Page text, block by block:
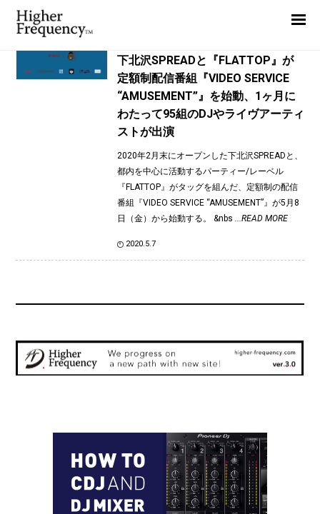
TAG: CHOUMAN
下北沢SPREADと『FLATTOP』が
定額制配信番組『VIDEO SERVICE
“AMUSEMENT”』を始動、1ヶ月に
わたって95組のDJやライヴアーティ
ストが出演
2020年2月末にオープンした下北沢SPREADと、
都内を中心に活動するパーティー/レーベル
『FLATTOP』がタッグを組んだ、定額制の配信
番組『VIDEO SERVICE “AMUSEMENT”』が5月8
日（金）から始動する。 &nbs ...READ MORE
2020.5.7
News
Interview
Highlight
Report